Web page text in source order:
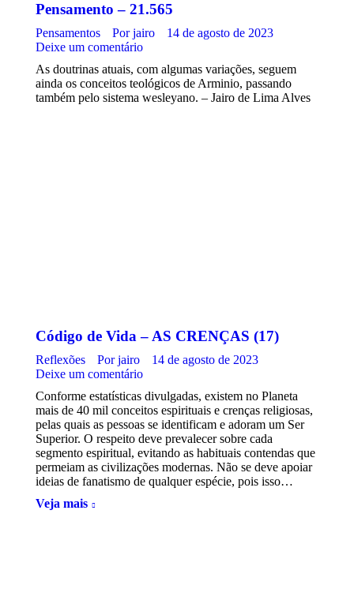
Pensamento – 21.565
Pensamentos Porjairo
14 de agosto de 2023
Deixe um comentário
As doutrinas atuais, com algumas variações, seguem
ainda os conceitos teológicos de Arminio, passando
também pelo sistema wesleyano. – Jairo de Lima Alves
Código de Vida – AS CRENÇAS (17)
Reflexões Porjairo
14 de agosto de 2023
Deixe um comentário
Conforme estatísticas divulgadas, existem no Planeta
mais de 40 mil conceitos espirituais e crenças religiosas,
pelas quais as pessoas se identificam e adoram um Ser
Superior. O respeito deve prevalecer sobre cada
segmento espiritual, evitando as habituais contendas que
permeiam as civilizações modernas. Não se deve apoiar
ideias de fanatismo de qualquer espécie, pois isso…
Veja mais